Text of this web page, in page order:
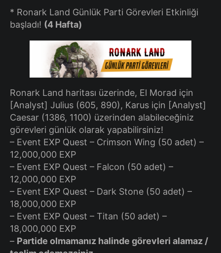
* Ronark Land Günlük Parti Görevleri Etkinliği
başladı! (4 Hafta)
Ronark Land haritası üzerinde, El Morad için
[Analyst] Julius (605, 890), Karus için [Analyst]
Caesar (1386, 1100) üzerinden alabileceğiniz
görevleri günlük olarak yapabilirsiniz!
– Event EXP Quest – Crimson Wing (50 adet) –
12,000,000 EXP
– Event EXP Quest – Falcon (50 adet) –
12,000,000 EXP
– Event EXP Quest – Dark Stone (50 adet) –
18,000,000 EXP
– Event EXP Quest – Titan (50 adet) –
18,000,000 EXP
– Partide olmamanız halinde görevleri alamaz /